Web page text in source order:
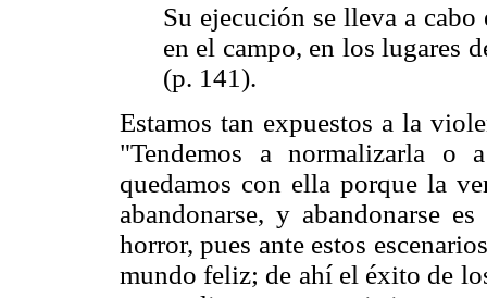
Su ejecución se lleva a cabo
en el campo, en los lugares
(p. 141).
Estamos tan expuestos a la
"Tendemos a normalizarla o
quedamos con ella porque la
abandonarse, y abandonarse
horror, pues ante estos
mundo feliz; de ahí el éxito de